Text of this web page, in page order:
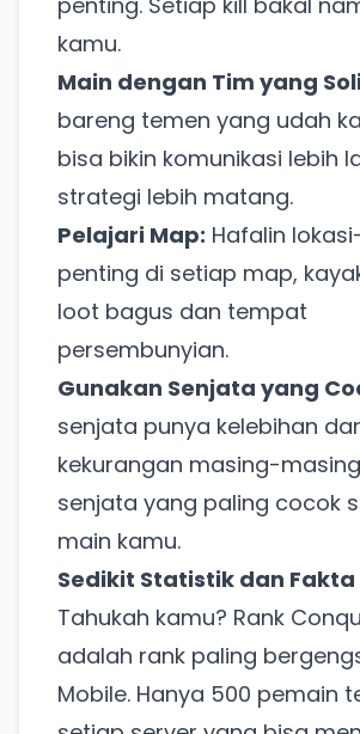
kamu.
Main dengan Tim yang
bareng temen yang udah
bisa bikin komunikasi lebih
strategi lebih matang.
Pelajari Map: Hafalin
penting di setiap map,
loot bagus dan tempat
persembunyian.
Gunakan Senjata yang
senjata punya kelebihan
kekurangan masing-
senjata yang paling cocok
main kamu.
Sedikit Statistik dan
Tahukah kamu? Rank
adalah rank paling
Mobile. Hanya 500 pemain